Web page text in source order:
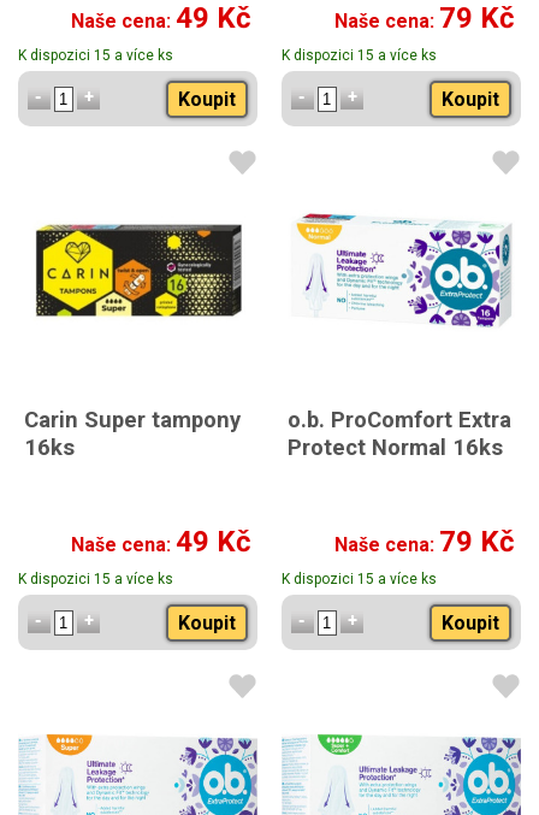
Naše cena: 49 Kč
K dispozici 15 a více ks
Koupit
Naše cena: 79 Kč
K dispozici 15 a více ks
Koupit
Carin Super tampony
16ks
Naše cena: 49 Kč
K dispozici 15 a více ks
Koupit
o.b. ProComfort Extra
Protect Normal 16ks
Naše cena: 79 Kč
K dispozici 15 a více ks
Koupit